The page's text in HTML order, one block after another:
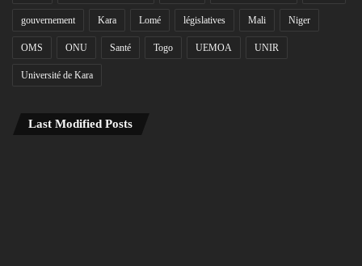
gouvernement Kara Lomé législatives Mali Niger
OMS ONU Santé Togo UEMOA UNIR
Université de Kara
Last Modified Posts